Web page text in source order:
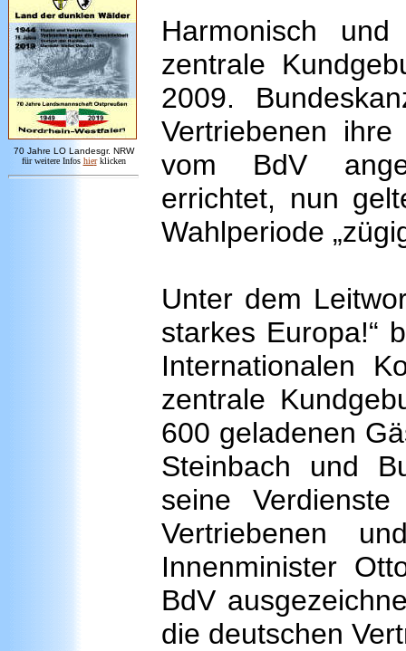
70 Jahre LO Landesgr. NRW
für weitere Infos hier klicken
Harmonisch
zentrale
2009.
Vertriebenen
vom BdV
errichtet, nun
Wahlperiode
Unter dem
starkes Europa!“
Internationalen
zentrale
600 geladenen
Steinbach und
seine
Vertriebenen
Innenminister
BdV
die deutschen